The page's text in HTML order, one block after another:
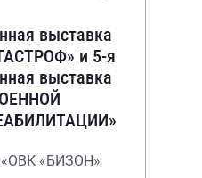
выставка
и 5-я
выставка
«БИЗОН»